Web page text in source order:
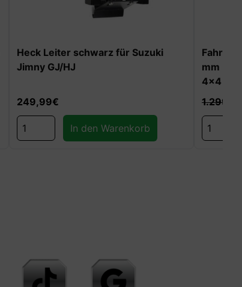
Heck Leiter schwarz für Suzuki
Jimny GJ/HJ
249,99€
In den Warenkorb
mm
4×4